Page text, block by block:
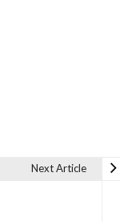
Next Article